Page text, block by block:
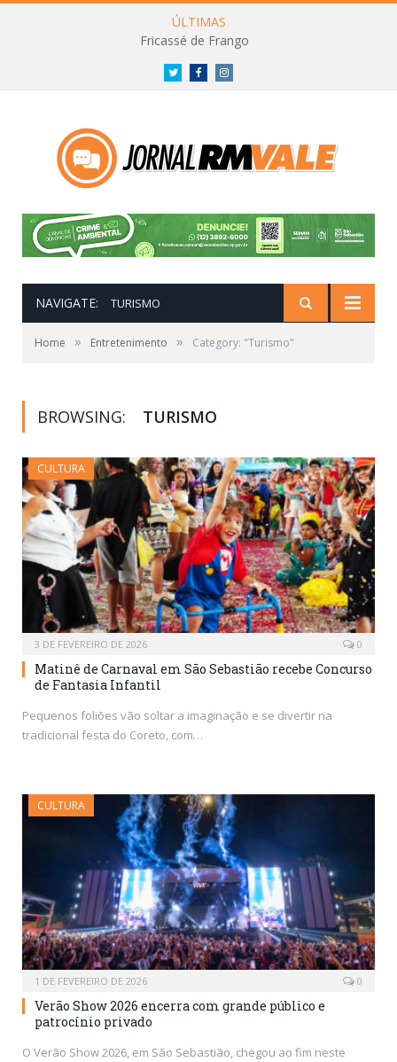
ÚLTIMAS
Fricassé de Frango
TwitterFacebookInstagram
NAVIGATE: TURISMO
Home » Entretenimento » Category: "Turismo"
BROWSING: TURISMO
CULTURA
3 DE FEVEREIRO DE 2026 0
Matinê de Carnaval em São Sebastião recebe Concurso
de Fantasia Infantil
Pequenos foliões vão soltar a imaginação e se divertir na
tradicional festa do Coreto, com…
CULTURA
1 DE FEVEREIRO DE 2026 0
Verão Show 2026 encerra com grande público e
patrocínio privado
O Verão Show 2026, em São Sebastião, chegou ao fim neste